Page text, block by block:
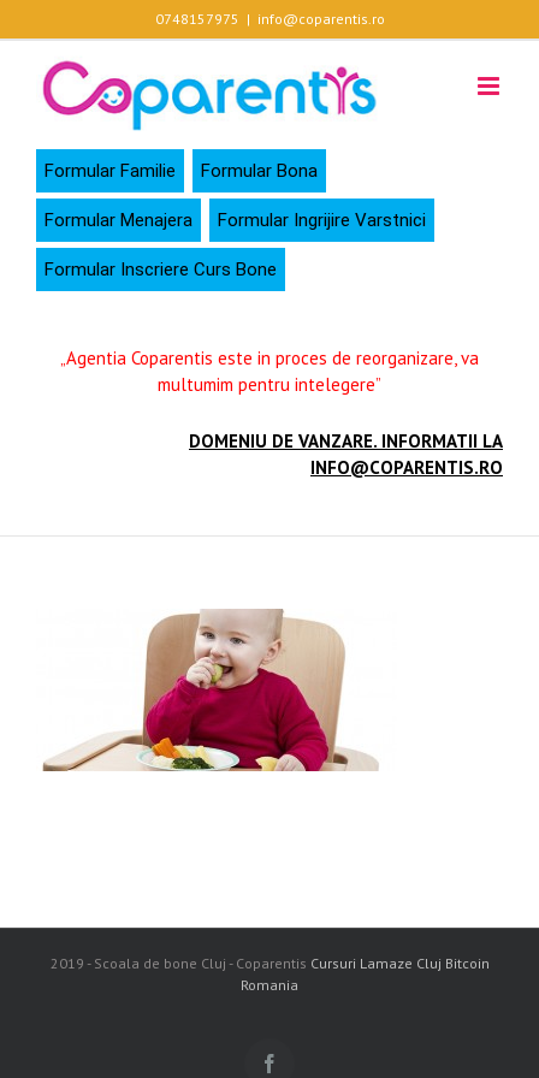
to
content
0748157975 | info@coparentis.ro
Formular Familie Formular Bona
Formular Menajera Formular Ingrijire Varstnici
Formular Inscriere Curs Bone
„Agentia Coparentis este in proces de reorganizare, va
multumim pentru intelegere”
DOMENIU DE VANZARE. INFORMATII LA
INFO@COPARENTIS.RO
2019 - Scoala de bone Cluj - Coparentis Cursuri Lamaze Cluj Bitcoin
Romania